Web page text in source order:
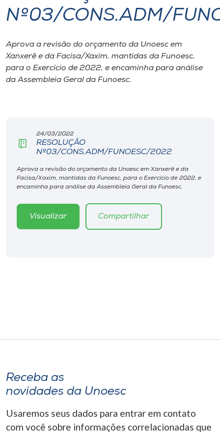
I.nova
Diplomados
Cultura
Biblioteca
Editora
Museu
A-
Nº03/CONS.ADM/
Aprova a revisão do orçamento da Unoesc em
Xanxerê e da Facisa/Xaxim, mantidas da Funoesc,
para o Exercício de 2022, e encaminha para análise
da Assembleia Geral da Funoesc.
24/03/2022
RESOLUÇÃO
Nº03/CONS.ADM/FUNOESC/2022
Aprova a revisão do orçamento da Unoesc em Xanxerê e da
Facisa/Xaxim, mantidas da Funoesc, para o Exercício de 2022, e
encaminha para análise da Assembleia Geral da Funoesc.
Visualizar Compartilhar
Receba as
novidades da Unoesc
Usaremos seus dados para entrar em contato
com você sobre informações correlacionadas que